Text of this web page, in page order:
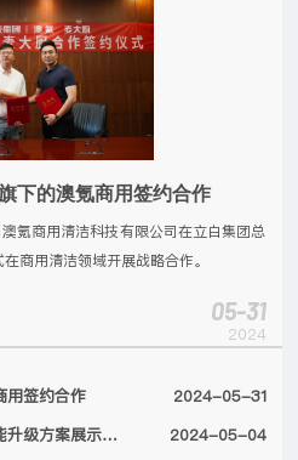
下的澳氪商用签约合作
氪商用清洁科技有限公司在立白集团总
商用清洁领域开展战略合作。
05-31
2024
用签约合作
2024-05-31
麦大厨受邀参加澳门餐饮业智能升级方案展示会，备受特区领导关注
2024-05-04